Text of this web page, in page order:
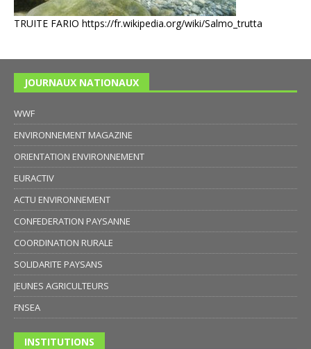
TRUITE FARIO https://fr.wikipedia.org/wiki/Salmo_trutta
JOURNAUX NATIONAUX
WWF
ENVIRONNEMENT MAGAZINE
ORIENTATION ENVIRONNEMENT
EURACTIV
ACTU ENVIRONNEMENT
CONFEDERATION PAYSANNE
COORDINATION RURALE
SOLIDARITE PAYSANS
JEUNES AGRICULTEURS
FNSEA
INSTITUTIONS